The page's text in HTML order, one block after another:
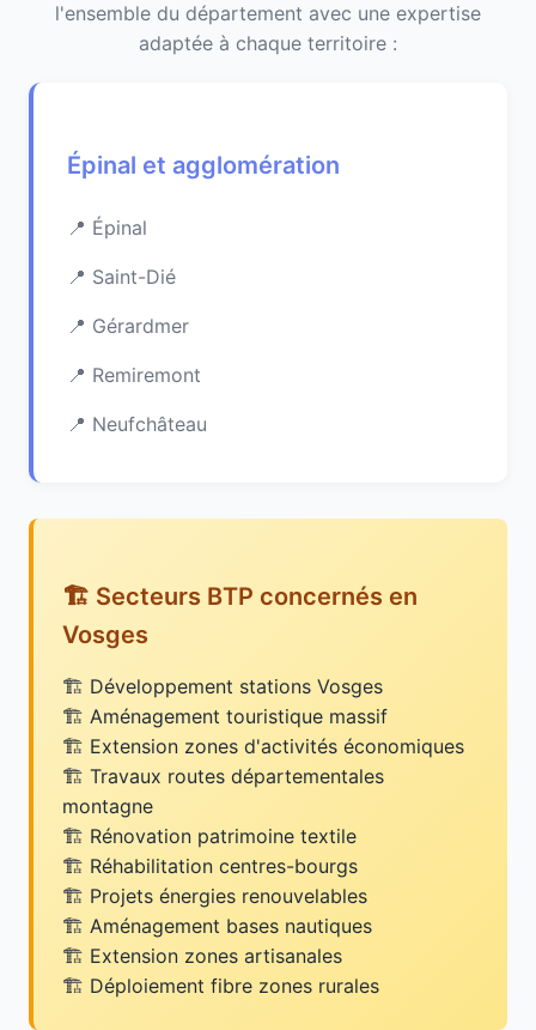
l'ensemble du département avec une expertise
adaptée à chaque territoire :
Épinal et agglomération
Épinal
Saint-Dié
Gérardmer
Remiremont
Neufchâteau
🏗️ Secteurs BTP concernés en
Vosges
Développement stations Vosges
Aménagement touristique massif
Extension zones d'activités économiques
Travaux routes départementales
montagne
Rénovation patrimoine textile
Réhabilitation centres-bourgs
Projets énergies renouvelables
Aménagement bases nautiques
Extension zones artisanales
Déploiement fibre zones rurales